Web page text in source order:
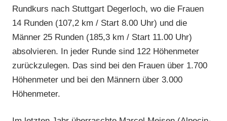
Rundkurs nach Stuttgart Degerloch, wo die Frauen
14 Runden (107,2 km / Start 8.00 Uhr) und die
Männer 25 Runden (185,3 km / Start 11.00 Uhr)
absolvieren. In jeder Runde sind 122 Höhenmeter
zurückzulegen. Das sind bei den Frauen über 1.700
Höhenmeter und bei den Männern über 3.000
Höhenmeter.